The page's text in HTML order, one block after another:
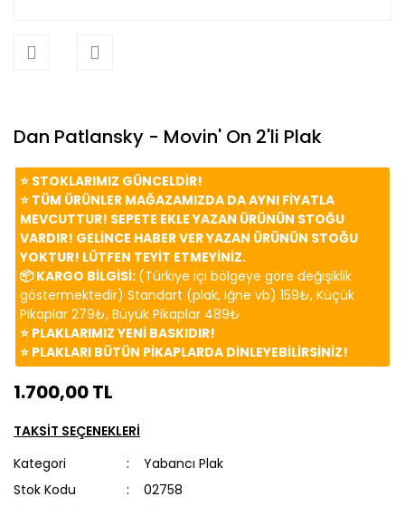
Dan Patlansky - Movin' On 2'li Plak
⭐️ STOKLARIMIZ GÜNCELDİR!
⭐️ TÜM ÜRÜNLER MAĞAZAMIZDA DA AYNI FİYATLA
MEVCUTTUR! SEPETE EKLE YAZAN ÜRÜNÜN STOĞU
VARDIR! GELİNCE HABER VER YAZAN ÜRÜNÜN STOĞU
YOKTUR! LÜTFEN TEYİT ETMEYİNİZ.
📦 KARGO BİLGİSİ: (Türkiye içi bölgeye göre değişiklik
göstermektedir) Standart (plak, iğne vb) 159₺, Küçük
Pikaplar 279₺, Büyük Pikaplar 489₺
⭐️ PLAKLARIMIZ YENİ BASKIDIR!
⭐️ PLAKLARI BÜTÜN PİKAPLARDA DİNLEYEBİLİRSİNİZ!
1.700,00 TL
TAKSİT SEÇENEKLERİ
Kategori
Yabancı Plak
Stok Kodu
02758